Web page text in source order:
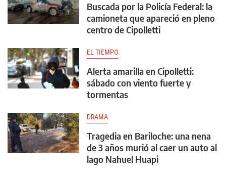
Buscada por la Policía Federal: la
camioneta que apareció en pleno
centro de Cipolletti
EL TIEMPO
Alerta amarilla en Cipolletti:
sábado con viento fuerte y
tormentas
DRAMA
Tragedia en Bariloche: una nena
de 3 años murió al caer un auto al
lago Nahuel Huapi